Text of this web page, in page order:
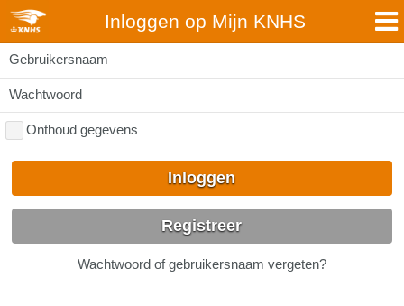
Inloggen op Mijn KNHS
Gebruikersnaam
Wachtwoord
Onthoud gegevens
Inloggen
Registreer
Wachtwoord of gebruikersnaam vergeten?